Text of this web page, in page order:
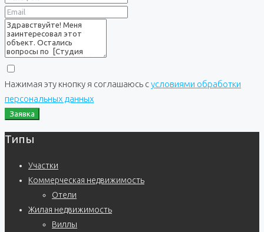
Нажимая эту кнопку я соглашаюсь сусловиями обработки
персональных данных
Заявка
Типы
Участки
Коммерческая недвижимость
Отели
Жилая недвижимость
Виллы